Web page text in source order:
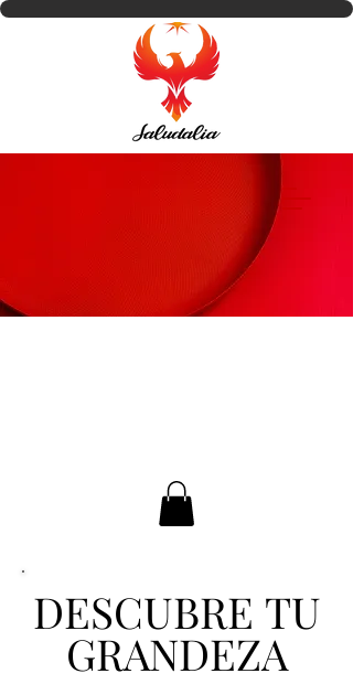
DESCUBRE TU
GRANDEZA
DESCUBRE TU
GRANDEZA